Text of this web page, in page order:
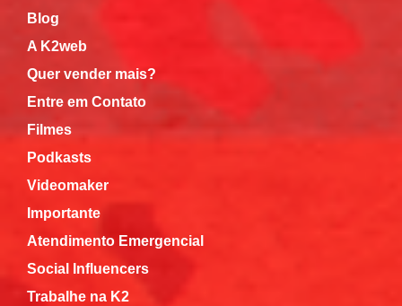
Blog
A K2web
Quer vender mais?
Entre em Contato
Filmes
Podkasts
Videomaker
Importante
Atendimento Emergencial
Social Influencers
Trabalhe na K2